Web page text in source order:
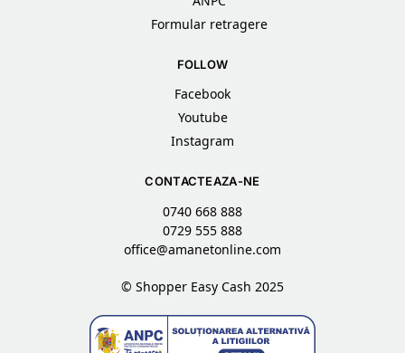
Formular retragere
FOLLOW
Facebook
Youtube
Instagram
CONTACTEAZA-NE
0740 668 888
0729 555 888
office@amanetonline.com
© Shopper Easy Cash 2025